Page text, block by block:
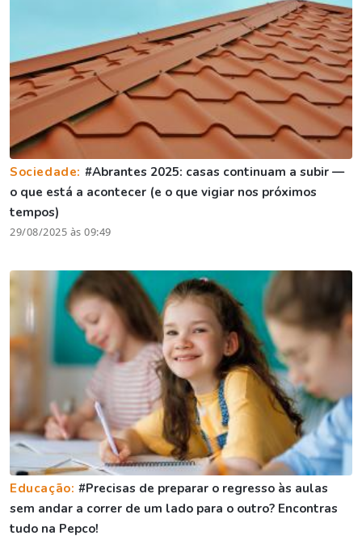
Sociedade: #Abrantes 2025: casas continuam a subir —
o que está a acontecer (e o que vigiar nos próximos
tempos)
29/08/2025 às 09:49
Educação:#Precisas de preparar o regresso às aulas
sem andar a correr de um lado para o outro? Encontras
tudo na Pepco!